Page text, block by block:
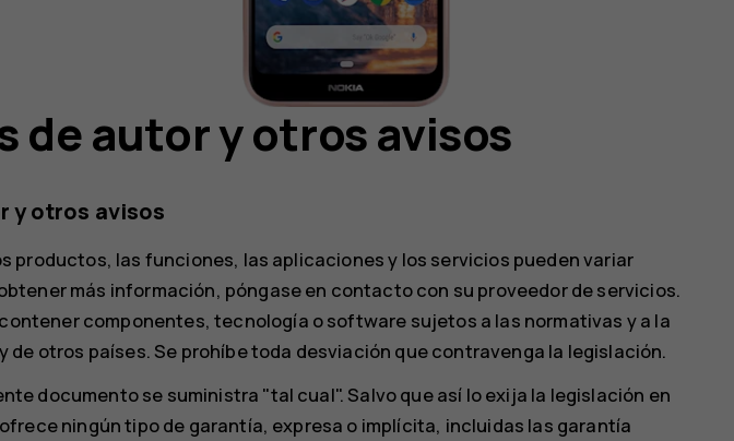
de autor y otros avisos
y otros avisos
productos, las funciones, las aplicaciones y los servicios pueden variar
más información, póngase en contacto con su proveedor de servicios.
componentes, tecnología o software sujetos a las normativas y a la
y de otros países. Se prohíbe toda desviación que contravenga la legislación.
documento se suministra "tal cual". Salvo que así lo exija la legislación en
ningún tipo de garantía, expresa o implícita, incluidas las garantía